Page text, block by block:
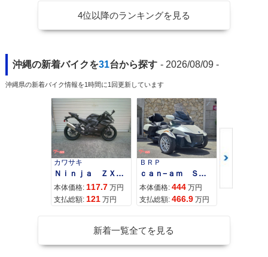
4位以降のランキングを見る
沖縄の新着バイクを31台から探す - 2026/08/09 -
沖縄県の新着バイク情報を1時間に1回更新しています
カワサキ
Ｎｉｎｊａ ＺＸ−４Ｒ ＳＥ
本体価格: 117.7 万円
支払総額: 121 万円
ＢＲＰ
ｃａｎ−ａｍ ＳＰＹＤＥＲ ＲＴ ＬＩＭＩＴＥＤ
本体価格: 444 万円
支払総額: 466.9 万円
スズキ
本体価格:
新着一覧全てを見る